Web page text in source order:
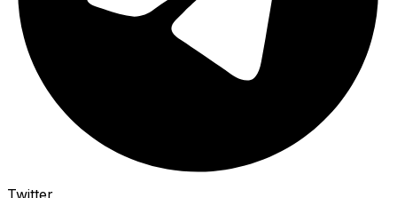
Twitter